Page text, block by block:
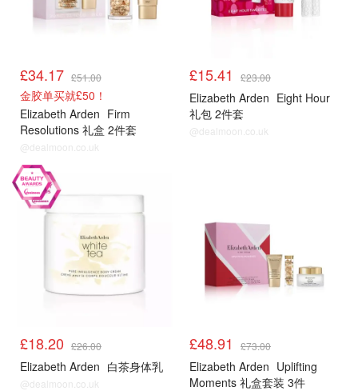
£34.17 £51.00
金胶单买就£50！
Elizabeth Arden Firm
Resolutions 礼盒 2件套
@dealmoon.co.uk
£15.41 £23.00
Elizabeth Arden Eight Hour
礼包 2件套
@dealmoon.co.uk
£18.20 £26.00
Elizabeth Arden 白茶身体乳
@dealmoon.co.uk
£48.91 £73.00
Elizabeth Arden Uplifting
Moments 礼盒套装 3件